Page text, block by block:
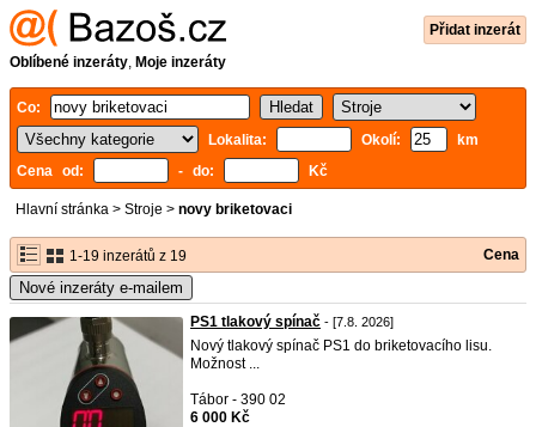
Přidat inzerát
Oblíbené inzeráty, Moje inzeráty
Co:
Lokalita:
Okolí:
km
Cena od:
- do: Kč
Hlavní stránka > Stroje > novy briketovaci
1-19 inzerátů z 19 Cena
Nové inzeráty e-mailem
PS1 tlakový spínač - [7.8. 2026]
Nový tlakový spínač PS1 do briketovacího lisu.
Možnost ...
Tábor - 390 02
6 000 Kč